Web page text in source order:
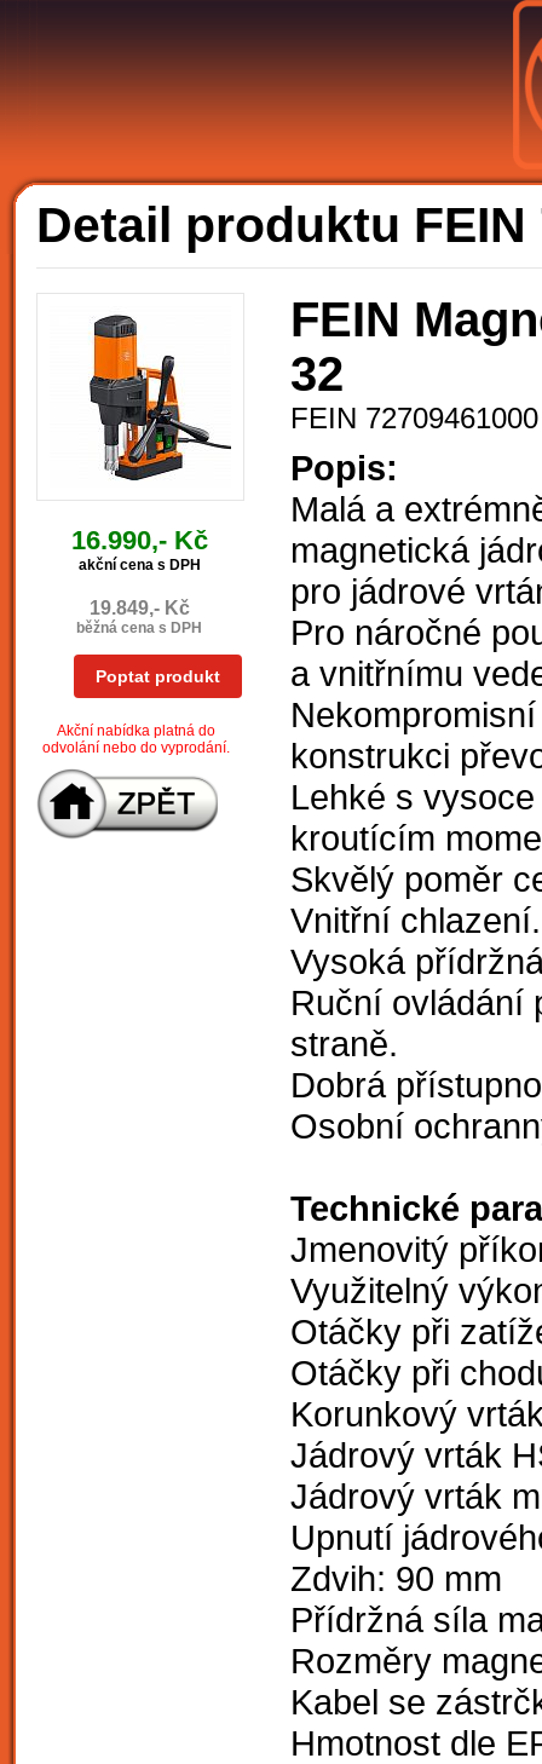
Detail produktu FEIN
16.990,- Kč
akční cena s DPH
19.849,- Kč
běžná cena s DPH
Poptat produkt
Akční nabídka platná do
odvolání nebo do vyprodání.
FEIN
32
FEIN 72709461000
Popis:
Malá a
magnetická
pro jádrové
Pro náročné
a vnitřnímu
konstrukci
Lehké s
kroutícím
Skvělý poměr
Vnitřní chlazení.
Vysoká
Ruční ovládání
straně.
Dobrá
Osobní
Technické
Jmenovitý
Využitelný
Otáčky při
Otáčky při
Korunkový
Jádrový vrták
Jádrový vrták
Upnutí
Zdvih: 90 mm
Přídržná síla
Rozměry
Kabel se
Hmotnost dle